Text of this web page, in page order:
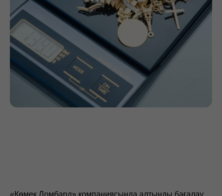
«Көмек Ломбард» компаниясында алтынды бағалау
ЖЕЗҚАЗҒАН, АЛАШАХАН ДАҢҒЫЛЫ,
ЖЕЗҚАЗҒАН, АЛАШАХАН ДАҢҒЫЛЫ,
20
АЛМАТЫ, 9-ШАҒЫНАУДАН, 35
АЛМАТЫ, ПУШКИН КӨШЕСІ, 25